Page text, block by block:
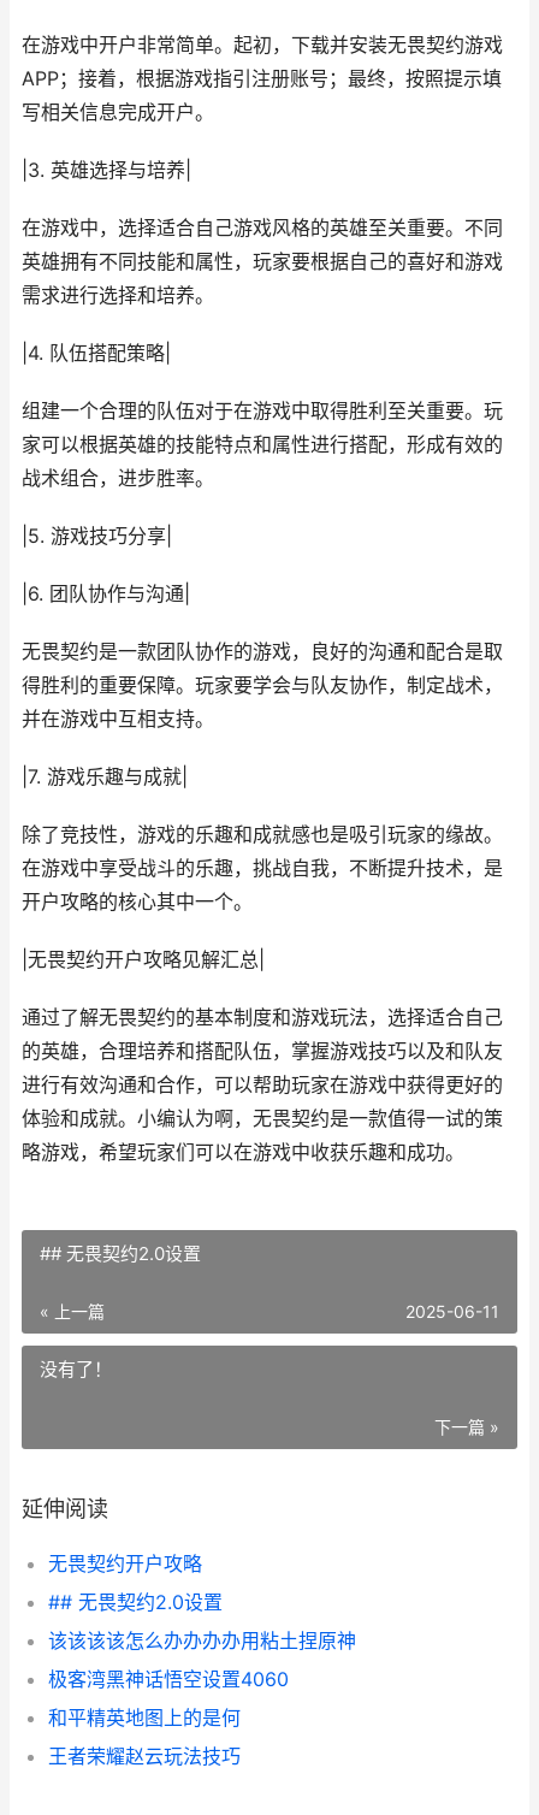
在游戏中开户非常简单。起初，下载并安装无畏契约游戏
APP；接着，根据游戏指引注册账号；最终，按照提示填
写相关信息完成开户。
|3. 英雄选择与培养|
在游戏中，选择适合自己游戏风格的英雄至关重要。不同
英雄拥有不同技能和属性，玩家要根据自己的喜好和游戏
需求进行选择和培养。
|4. 队伍搭配策略|
组建一个合理的队伍对于在游戏中取得胜利至关重要。玩
家可以根据英雄的技能特点和属性进行搭配，形成有效的
战术组合，进步胜率。
|5. 游戏技巧分享|
|6. 团队协作与沟通|
无畏契约是一款团队协作的游戏，良好的沟通和配合是取
得胜利的重要保障。玩家要学会与队友协作，制定战术，
并在游戏中互相支持。
|7. 游戏乐趣与成就|
除了竞技性，游戏的乐趣和成就感也是吸引玩家的缘故。
在游戏中享受战斗的乐趣，挑战自我，不断提升技术，是
开户攻略的核心其中一个。
|无畏契约开户攻略见解汇总|
通过了解无畏契约的基本制度和游戏玩法，选择适合自己
的英雄，合理培养和搭配队伍，掌握游戏技巧以及和队友
进行有效沟通和合作，可以帮助玩家在游戏中获得更好的
体验和成就。小编认为啊，无畏契约是一款值得一试的策
略游戏，希望玩家们可以在游戏中收获乐趣和成功。
## 无畏契约2.0设置
« 上一篇 2025-06-11
没有了！
下一篇 »
延伸阅读
无畏契约开户攻略
## 无畏契约2.0设置
该该该该怎么办办办办用粘土捏原神
极客湾黑神话悟空设置4060
和平精英地图上的是何
王者荣耀赵云玩法技巧